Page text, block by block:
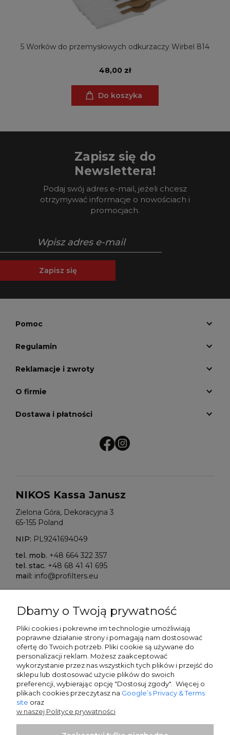
5 Worków do przemysłowych odkurzaczy Wirbel 814
48,00 zł
Do koszyka
Zapisz się do
Newslettera!
Podaj swój adres e-mail, jeżeli chcesz
otrzymywać informacje o nowościach i
promocjach.
Zapisz się
Pomoc
Regulamin
Reklamacje i zwroty
O firmie
Dostawa i płatności
NIKOS Kassa Janusz
Zielona Góra, Dekoracyjna 3
65-155 Poland
NIP: PL9241694049
tel. mob. +48 664 322 357
tel. stac. +48 68 41 41 695
mail: info@profilters.eu
Warszawa, ul. Łopuszańska 38D
02-232 Poland
SWIFT/BIK:ALBPPLPWXXX
IBAN NR:
PLN:PL80 2490 0005 0000 4500 5705 7151
EUR:PL13 2490 0005 0000 4600 9159 5449
Sparkasse Oberlausitz-Niederschlesien
Dbamy o Twoją prywatność
Pliki cookies i pokrewne im technologie umożliwiają
poprawne działanie strony i pomagają nam dostosować
ofertę do Twoich potrzeb. Pliki cookie są używane do
personalizacji reklam. Możesz zaakceptować
wykorzystanie przez nas wszystkich tych plików i przejść do
sklepu lub dostosować użycie plików do swoich
preferencji, wybierając opcję "Dostosuj zgody". Więcej o
plikach cookies przeczytasz na Google’s Privacy & Terms
site oraz
w naszej Polityce prywatności